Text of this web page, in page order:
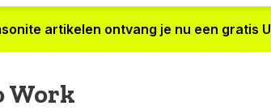
artikelen ontvang je nu een gratis
Work